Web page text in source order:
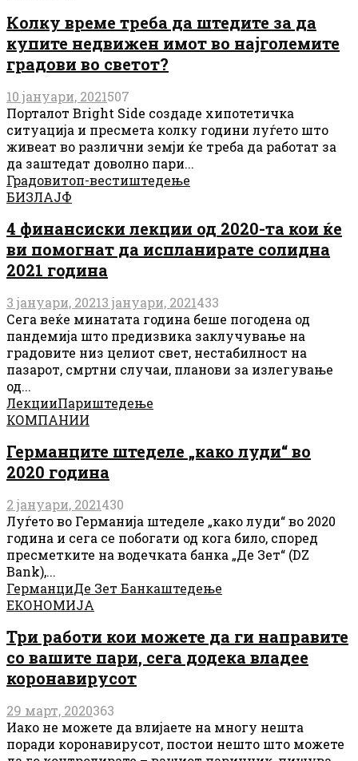
Колку време треба да штедите за да
купите недвижен имот во најголемите
градови во светот?
10 јануари, 2021507
Порталот Bright Side создаде хипотетичка
ситуација и пресмета колку години луѓето што
живеат во различни земји ќе треба да работат за
да заштедат доволно пари...
Градовитоп-вестиштедење
БИЗЛАЈФ
4 финансиски лекции од 2020-та кои ќе
ви помогнат да испланирате солидна
2021 година
3 јануари, 20213 јануари, 2021433
Сега веќе минатата година беше погодена од
пандемија што предизвика заклучување на
градовите низ целиот свет, нестабилност на
пазарот, смртни случаи, планови за излегување
од...
ЛекцииПариштедење
КОМПАНИИ
Германците штеделе „како луди“ во
2020 година
2 јануари, 2021430
Луѓето во Германија штеделе „како луди“ во 2020
година и сега се побогати од кога било, според
пресметките на водечката банка „Де Зет“ (DZ
Bank),...
ГерманциДе Зет Банкаштедење
ЕКОНОМИЈА
Три работи кои можете да ги направите
со вашите пари, сега додека владее
коронавирусот
29 март, 2020363
Иако не можете да влијаете на многу нешта
поради коронавирусот, постои нешто што можете